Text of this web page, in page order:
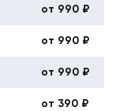
от 990 ₽
от 990 ₽
от 990 ₽
от 390 ₽